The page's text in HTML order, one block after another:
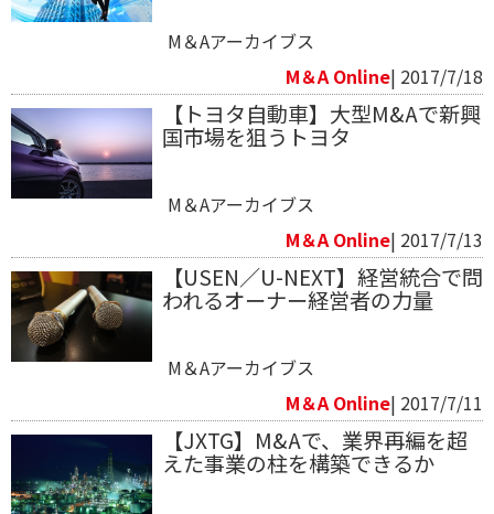
M＆Aアーカイブス
M＆A Online| 2017/7/18
【トヨタ自動車】大型M&Aで新興
国市場を狙うトヨタ
M＆Aアーカイブス
M＆A Online| 2017/7/13
【USEN／U-NEXT】経営統合で問
われるオーナー経営者の力量
M＆Aアーカイブス
M＆A Online| 2017/7/11
【JXTG】M&Aで、業界再編を超
えた事業の柱を構築できるか